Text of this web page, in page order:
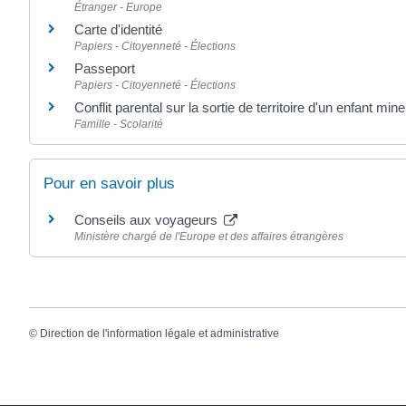
Étranger - Europe
Carte d'identité
Papiers - Citoyenneté - Élections
Passeport
Papiers - Citoyenneté - Élections
Conflit parental sur la sortie de territoire d'un enfant
Famille - Scolarité
Pour en savoir plus
Conseils aux voyageurs
Ministère chargé de l'Europe et des affaires étrangères
© Direction de l'information légale et administrative